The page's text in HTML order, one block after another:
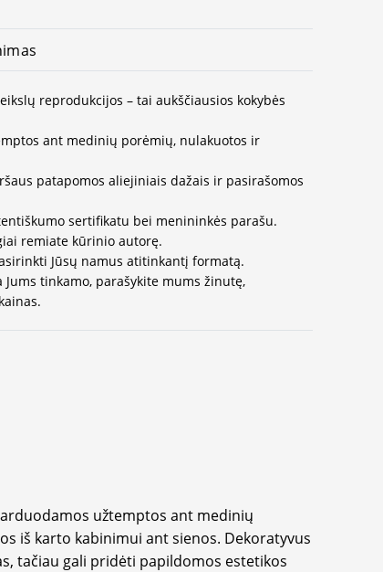
reprodukcijos – tai aukščiausios kokybės
ant medinių porėmių, nulakuotos ir
patapomos aliejiniais dažais ir pasirašomos
sertifikatu bei menininkės parašu.
remiate kūrinio autorę.
Jūsų namus atitinkantį formatą.
tinkamo, parašykite mums žinutę,
užtemptos ant medinių
iš karto kabinimui ant sienos. Dekoratyvus
tačiau gali pridėti papildomos estetikos